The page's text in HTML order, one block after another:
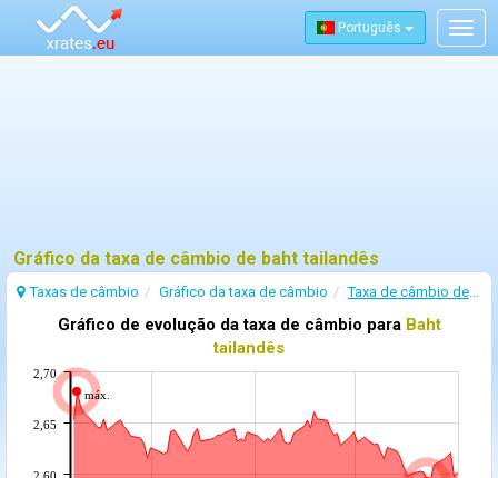
Português
Gráfico da taxa de câmbio de baht tailandês
Taxas de câmbio Gráfico da taxa de câmbio Taxa de câmbio de Baht tailandês
Gráfico de evolução da taxa de câmbio para Baht
tailandês
máx.
2,60
2,65
2,70